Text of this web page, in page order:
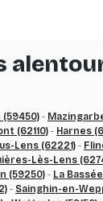
(59450) -
(62110) - Harnes
Lens (62221) -
Lès-Lens
(59250) - La
- Sainghin-en-